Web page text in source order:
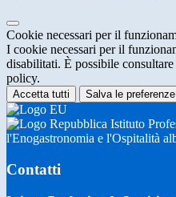
Cookie necessari per il
I cookie necessari per il
disabilitati. È possibile
policy.
Accetta tutti Salva le preferenze
Istituto
l'Enogastronomia e l'Ospitalità
Contatti